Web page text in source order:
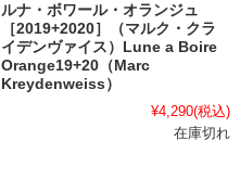
ルナ・ボワール・オランジュ
［2019+2020］（マルク・クラ
イデンヴァイス）Lune a Boire
Orange19+20（Marc
Kreydenweiss）
¥4,290(税込)
在庫切れ